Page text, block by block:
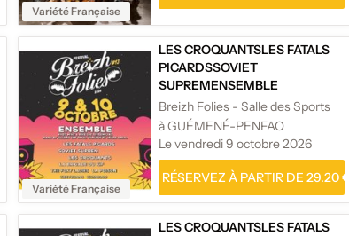
Variété Française
Variété Française
LES CROQUANTSLES FATALS
PICARDSSOVIET
SUPREMENSEMBLE
!!!FESTIVAL BREIZH FOLIES/
FESTIVAL BREIZH FOLIES
Breizh Folies - Salle des Sports
à GUÉMENÉ-PENFAO
Le vendredi 9 octobre 2026
RÉSERVEZ À PARTIR DE 29.20
LES CROQUANTSLES FATALS